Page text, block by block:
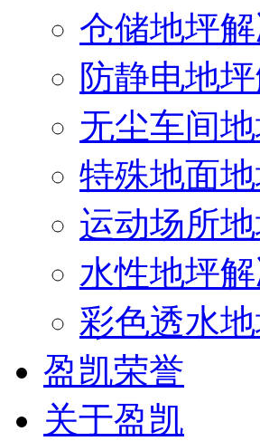
仓储地坪
防静电地
无尘车间
特殊地面
运动场所
水性地坪
彩色透水
盈凯荣誉
关于盈凯